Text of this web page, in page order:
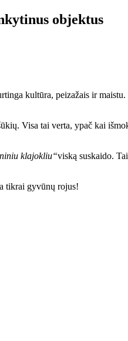
objektus
kultūra, peizažais ir maistu.
Visa tai verta, ypač kai
klajokliu“viską suskaido.
tikrai gyvūnų rojus!